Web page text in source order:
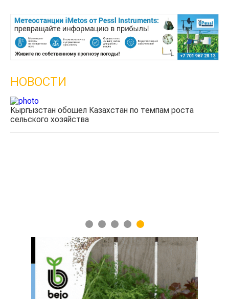
НОВОСТИ
Казахстанские фермеры заработали $35 млн на
экспорте чечевицы
1 2 3 4 5